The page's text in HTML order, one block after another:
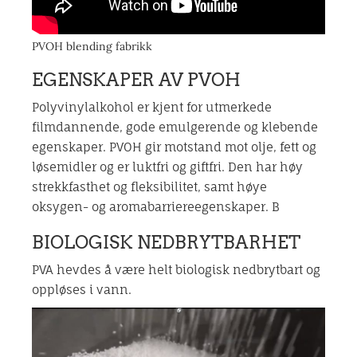
PVOH blending fabrikk
EGENSKAPER AV PVOH
Polyvinylalkohol er kjent for utmerkede
filmdannende, gode emulgerende og klebende
egenskaper. PVOH gir motstand mot olje, fett og
løsemidler og er luktfri og giftfri. Den har høy
strekkfasthet og fleksibilitet, samt høye
oksygen- og aromabarriereegenskaper. B
BIOLOGISK NEDBRYTBARHET
PVA hevdes å være helt biologisk nedbrytbart og
oppløses i vann.